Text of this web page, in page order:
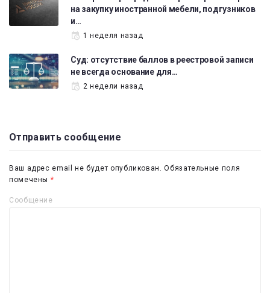
на закупку иностранной мебели, подгузников
и…
1 неделя назад
Суд: отсутствие баллов в реестровой записи
не всегда основание для…
2 недели назад
Отправить сообщение
Ваш адрес email не будет опубликован. Обязательные поля
помечены *
Сообщение